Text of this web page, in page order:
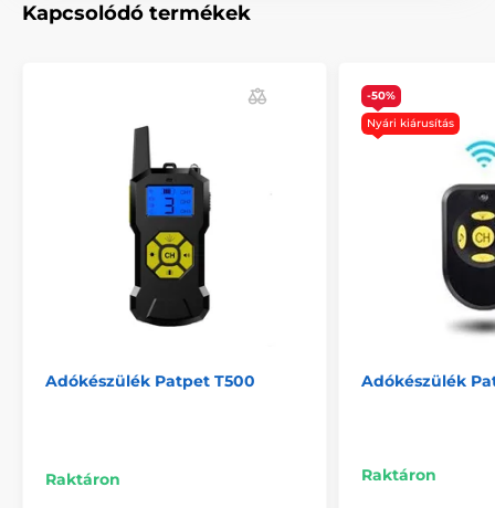
Kapcsolódó termékek
Adókészülék Patpet T500
Raktáron
-50%
Nyári kiárusítás
Adókészülék
Raktáron